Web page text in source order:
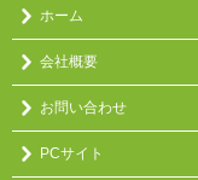
ホーム
会社概要
お問い合わせ
PCサイト